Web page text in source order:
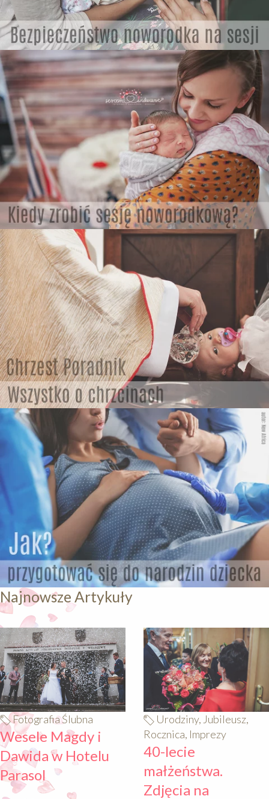
Najnowsze Artykuły
640
Fotografia Ślubna
Wesele Magdy i
Dawida w Hotelu
Parasol
640
Urodziny, Jubileusz,
Rocznica, Imprezy
40-lecie
małżeństwa.
Zdjęcia na